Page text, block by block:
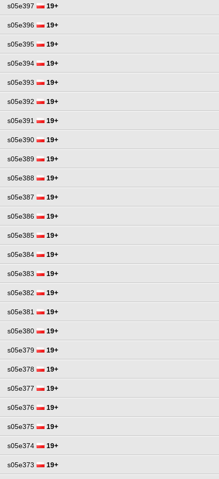
s05e397 19+
s05e396 19+
s05e395 19+
s05e394 19+
s05e393 19+
s05e392 19+
s05e391 19+
s05e390 19+
s05e389 19+
s05e388 19+
s05e387 19+
s05e386 19+
s05e385 19+
s05e384 19+
s05e383 19+
s05e382 19+
s05e381 19+
s05e380 19+
s05e379 19+
s05e378 19+
s05e377 19+
s05e376 19+
s05e375 19+
s05e374 19+
s05e373 19+